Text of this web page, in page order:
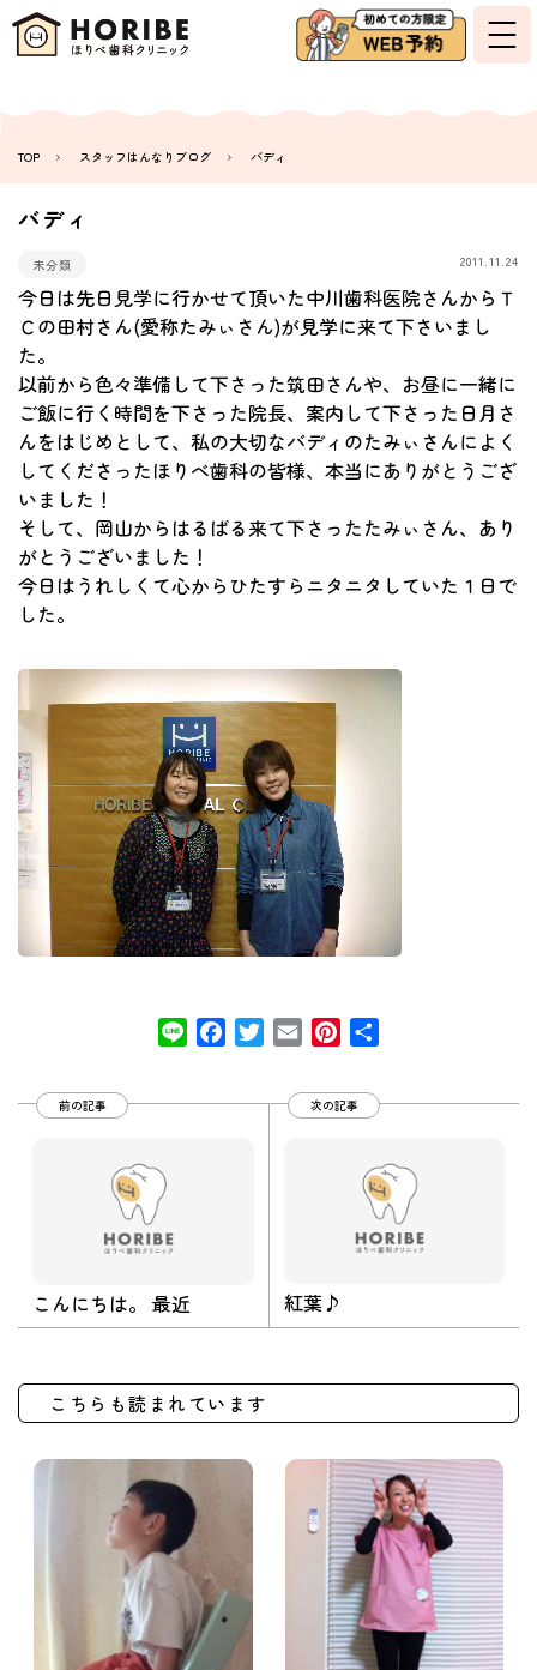
TOP スタッフはんなりブログ バディ
バディ
未分類 2011.11.24
今日は先日見学に行かせて頂いた中川歯科医院さんからＴ
Ｃの田村さん(愛称たみぃさん)が見学に来て下さいまし
た。
以前から色々準備して下さった筑田さんや、お昼に一緒に
ご飯に行く時間を下さった院長、案内して下さった日月さ
んをはじめとして、私の大切なバディのたみぃさんによく
してくださったほりべ歯科の皆様、本当にありがとうござ
いました！
そして、岡山からはるばる来て下さったたみぃさん、あり
がとうございました！
今日はうれしくて心からひたすらニタニタしていた１日で
した。
Line FacebookTwitter
Email Pinterest
前の記事
こんにちは。 最近
次の記事
紅葉♪
こちらも読まれています